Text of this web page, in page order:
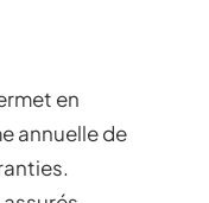
en
annuelle de